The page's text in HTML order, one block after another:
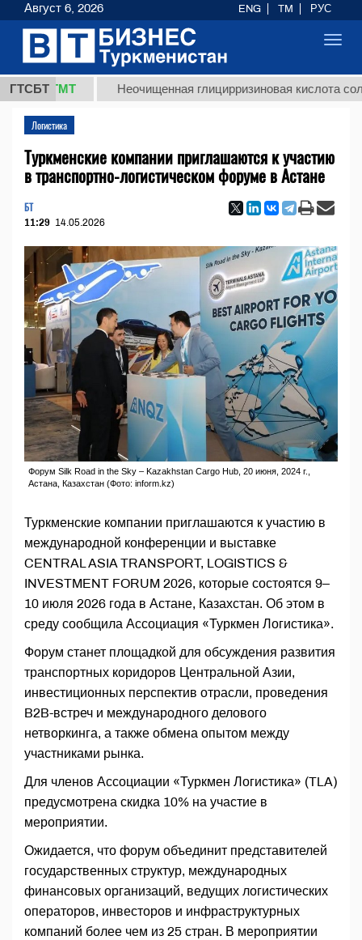
ГТСБТ
ТМТ Неочищенная глицирризиновая кислота
Логистика
Туркменские компании приглашаются к участию
в транспортно-логистическом форуме в Астане
БТ
11:29 14.05.2026
Форум Silk Road in the Sky – Kazakhstan Cargo Hub, 20 июня, 2024 г.,
Астана, Казахстан (Фото: inform.kz)
Туркменские компании приглашаются к участию в
международной конференции и выставке
CENTRAL ASIA TRANSPORT, LOGISTICS &
INVESTMENT FORUM 2026, которые состоятся 9–
10 июля 2026 года в Астане, Казахстан. Об этом в
среду сообщила Ассоциация «Туркмен Логистика».
Форум станет площадкой для обсуждения развития
транспортных коридоров Центральной Азии,
инвестиционных перспектив отрасли, проведения
B2B-встреч и международного делового
нетворкинга, а также обмена опытом между
участниками рынка.
Для членов Ассоциации «Туркмен Логистика» (TLA)
предусмотрена скидка 10% на участие в
мероприятии.
Ожидается, что форум объединит представителей
государственных структур, международных
финансовых организаций, ведущих логистических
операторов, инвесторов и инфраструктурных
компаний более чем из 25 стран. В мероприятии
Август 6, 2026 ENG TM РУС